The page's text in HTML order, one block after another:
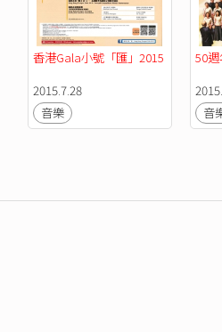
香港Gala小號「匯」2015
2015.7.28
音樂
50
音